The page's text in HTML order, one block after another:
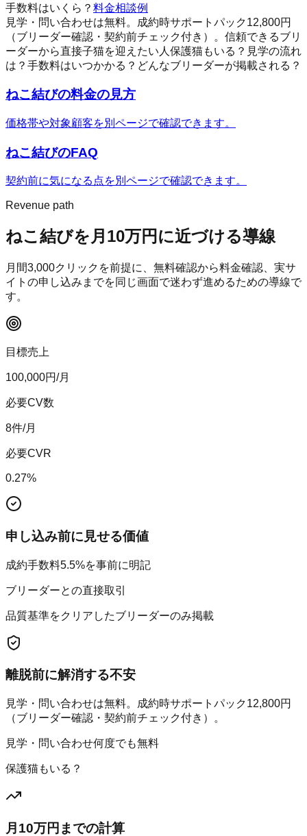
手数料はいくら？ 料金相談例
見学・問い合わせは無料。成約時サポートパック12,800円
（ブリーダー確認・契約前チェック付き）。 信頼できるブリ
ーダーから直接子猫を迎えたい人 保護猫もいる？ 見学の流れ
は？ 手数料はいつかかる？ どんなブリーダーが掲載される？
ねこ結びの料金の見方
価格帯や対象顧客を別ページで確認できます。
ねこ結びのFAQ
契約前に気になる点を別ページで確認できます。
Revenue path
ねこ結びを月10万円に近づける導線
月間3,000クリックを前提に、無料確認から料金確認、実サ
イトの申し込みまでを同じ画面で迷わず進めるための導線で
す。
目標売上
100,000円/月
必要CV数
8件/月
必要CVR
0.27%
申し込み前に見せる価値
成約手数料5.5%を事前に明記
ブリーダーとの直接取引
品質基準をクリアしたブリーダーのみ掲載
離脱前に解消する不安
見学・問い合わせは無料。成約時サポートパック12,800円
（ブリーダー確認・契約前チェック付き）。
見学・問い合わせ何度でも無料
保護猫もいる？
月10万円までの計算